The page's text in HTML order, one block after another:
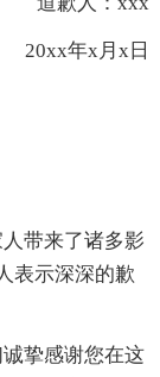
年x月x日
带来了诸多影
表示深深的歉
挚感谢您在这